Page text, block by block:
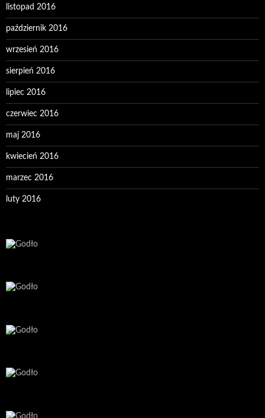
listopad 2016
październik 2016
wrzesień 2016
sierpień 2016
lipiec 2016
czerwiec 2016
maj 2016
kwiecień 2016
marzec 2016
luty 2016